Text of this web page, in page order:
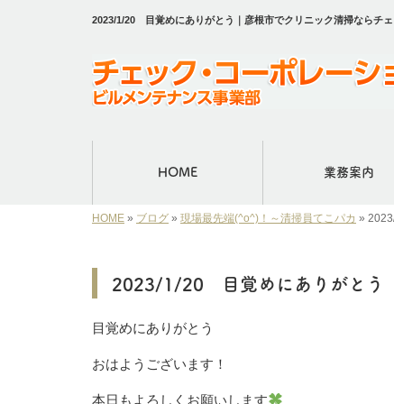
2023/1/20 目覚めにありがとう｜彦根市でクリニック清掃ならチ
HOME 業務案内
HOME » ブログ » 現場最先端(^o^)！～清掃員てこパカ »
2023/1/20 目覚めにありがとう
目覚めにありがとう
おはようございます！
本日もよろしくお願いします